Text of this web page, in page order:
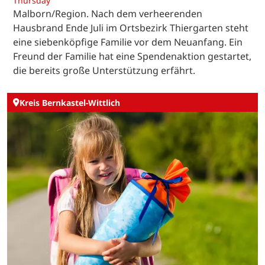
Malborn/Region. Nach dem verheerenden
Hausbrand Ende Juli im Ortsbezirk Thiergarten steht
eine siebenköpfige Familie vor dem Neuanfang. Ein
Freund der Familie hat eine Spendenaktion gestartet,
die bereits große Unterstützung erfährt.
Kreis Bernkastel-Wittlich